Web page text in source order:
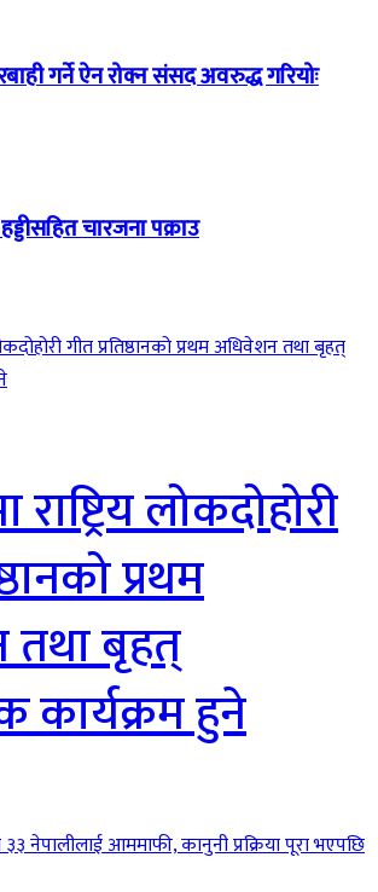
गर्ने ऐन रोक्न संसद अवरुद्ध गरियोः
चारजना पक्राउ
लोकदोहोरी
प्रथम
बृहत्
कार्यक्रम हुने